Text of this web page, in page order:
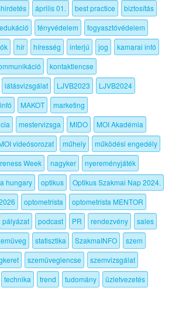
április 01. best practice
biztosítás
edukáció fényvédelem
fogyasztóvédelem
hír híresség interjú jog
kamarai infó
kontaktlencse
látásvizsgálat LJVB2023
LJVB2024
MAKOT
marketing
mestervizsga MIDO
MOI Akadémia
videósorozat műhely
működési engedély
Week nagyker
nyereményjáték
hungary optikus
Optikus Szakmai Nap 2024.
optometrista
optometrista MENTOR
pályázat podcast PR rendezvény
sales
statisztika SzakmaINFO
szem
szemüveglencse
szemvizsgálat
technika trend tudomány
üzletvezetés